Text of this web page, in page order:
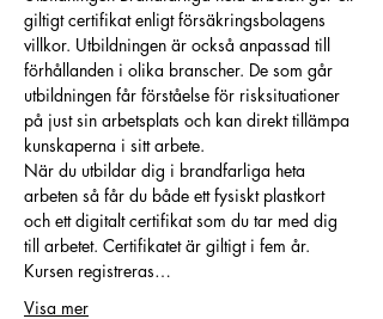
giltigt certifikat enligt försäkringsbolagens
villkor. Utbildningen är också anpassad till
förhållanden i olika branscher. De som går
utbildningen får förståelse för risksituationer
på just sin arbetsplats och kan direkt tillämpa
kunskaperna i sitt arbete.
När du utbildar dig i brandfarliga heta
arbeten så får du både ett fysiskt plastkort
och ett digitalt certifikat som du tar med dig
till arbetet. Certifikatet är giltigt i fem år.
Kursen registreras…
Visa mer